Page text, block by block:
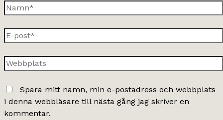
Namn*
E-
post*
Webbplats
Spara mitt namn, min e-postadress och webbplats
i denna webbläsare till nästa gång jag skriver en
kommentar.